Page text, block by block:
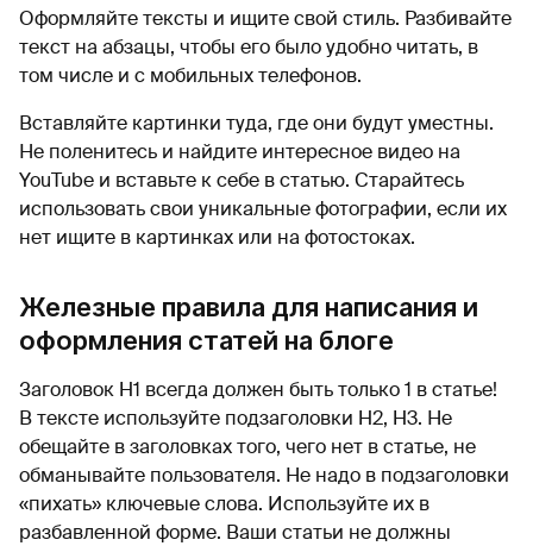
Оформляйте тексты и ищите свой стиль. Разбивайте
текст на абзацы, чтобы его было удобно читать, в
том числе и с мобильных телефонов.
Вставляйте картинки туда, где они будут уместны.
Не поленитесь и найдите интересное видео на
YouTube и вставьте к себе в статью. Старайтесь
использовать свои уникальные фотографии, если их
нет ищите в картинках или на фотостоках.
Железные правила для написания и
оформления статей на блоге
Заголовок H1 всегда должен быть только 1 в статье!
В тексте используйте подзаголовки H2, H3. Не
обещайте в заголовках того, чего нет в статье, не
обманывайте пользователя. Не надо в подзаголовки
«пихать» ключевые слова. Используйте их в
разбавленной форме. Ваши статьи не должны